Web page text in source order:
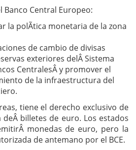
Banco Central Europeo:
la polÃ­tica monetaria de la zona
de cambio de divisas
exteriores delÂ Sistema
CentralesÂ y promover el
de la infraestructura del
tiene el derecho exclusivo de
billetes de euro. Los estados
monedas de euro, pero la
de antemano por el BCE.